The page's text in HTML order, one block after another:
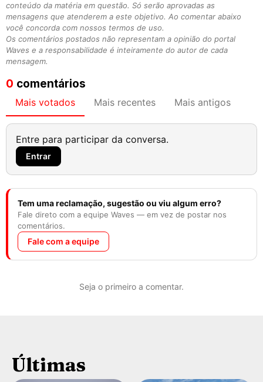
conteúdo da matéria em questão. Só serão aprovadas as
mensagens que atenderem a este objetivo. Ao comentar abaixo
você concorda com nossos termos de uso.
Os comentários postados não representam a opinião do portal
Waves e a responsabilidade é inteiramente do autor de cada
mensagem.
0 comentários
Mais votados Mais recentes Mais antigos
Entre para participar da conversa.
Entrar
Tem uma reclamação, sugestão ou viu algum erro?
Fale direto com a equipe Waves — em vez de postar nos
comentários.
Fale com a equipe
Seja o primeiro a comentar.
Últimas